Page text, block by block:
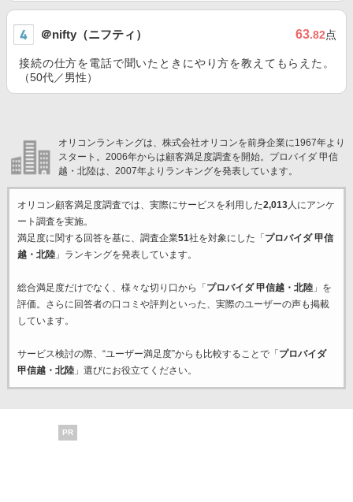
＠nifty（ニフティ） 63.82点
接続の仕方を電話で聞いたときにやり方を教えてもらえた。
（50代／男性）
オリコンランキングは、株式会社オリコンを前身企業に1967年より
スタート。2006年からは顧客満足度調査を開始。プロバイダ 甲信
越・北陸は、2007年よりランキングを発表しています。
オリコン顧客満足度調査では、実際にサービスを利用した2,013人にアンケ
ート調査を実施。
満足度に関する回答を基に、調査企業51社を対象にした「 プロバイダ 甲信
越・北陸」ランキングを発表しています。
総合満足度だけでなく、様々な切り口から「 プロバイダ 甲信越・北陸」を
評価。さらに回答者の口コミや評判といった、実際のユーザーの声も掲載
しています。
サービス検討の際、“ユーザー満足度”からも比較することで「 プロバイダ
甲信越・北陸」選びにお役立てください。
PR